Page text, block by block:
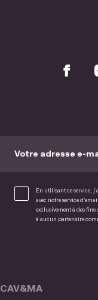
Votre adresse e-
En utilisant ce service,
avec notre service
exclusivement à des
à aucun partenaire
CAV&MA